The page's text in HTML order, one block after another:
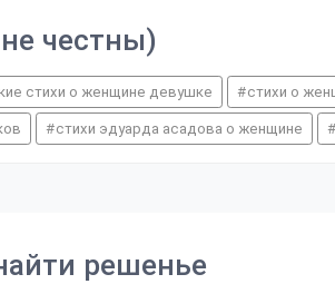
честны)
стихи о женщине девушке стихи о
стихи эдуарда асадова о женщине
решенье